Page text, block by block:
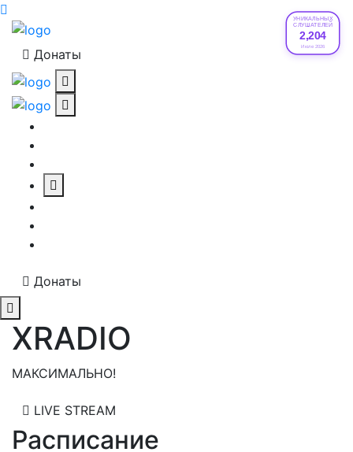
УНИКАЛЬНЫХ
СЛУШАТЕЛЕЙ
2,204
Июле 2026
Донаты
Донаты
XRADIO
МАКСИМАЛЬНО!
LIVE STREAM
Расписание